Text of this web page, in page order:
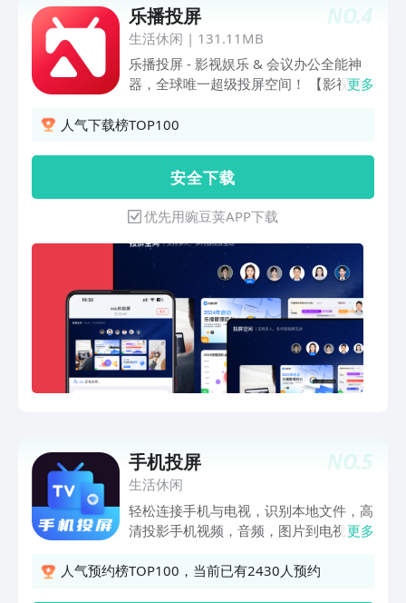
生未婚，500万遗产谁来继承？相伴18年
未领证的老伴病危《大唐少年天行传》猫
女夜行琵琶自燃，长安城怪事一件接一
件，四个少年侦探这就开查！【意见反
馈】如遇问题或者有好的建议，欢迎加入
为大家解答，并有持续好礼相送！官方
NO.4
乐播投屏
生活休闲 | 131.11MB
乐播投屏 - 影视娱乐 & 会议办公全能神
器，全球唯一超级投屏空间！ 【影视娱
验！ 上万部免费短剧随心看！ 热门影
流视频App，支持4K高清、弹幕互动、本
地视频投屏！ 游戏、健身、音乐投屏，
乐趣加倍！ 低延迟不卡顿，畅享大屏沉
浸体验！ 【会议办公】全球唯一的“超级
投屏空间”，重新定义会议投屏！ 扫码即
投，无需安装，会议室投屏0门槛！ 不卡
不掉，超低延迟，PPT、Excel、视频流畅
展示！ 多人共享投屏，远程协作批注，
会议沟通更高效！ 5亿设备已内置，手
机、电脑、投影仪全兼容，企业标配！
企业级安全加密，会议资料不泄露，远离
公、培训演示，乐播投屏都能秒速连接，
畅享高清大屏体验！ 立即下载，开启你
的超级投屏空间！
更多
人气下载榜TOP100
安 全 下 载
优先用豌豆荚APP下载
NO.5
手机投屏
生活休闲
轻松连接手机与电视，识别本地文件，高
清投影手机视频，音频，图片到电视屏幕
搜索可投影的电视设备，投屏IPTV - 电影
更多
人气预约榜TOP100，当前已有2430人预约